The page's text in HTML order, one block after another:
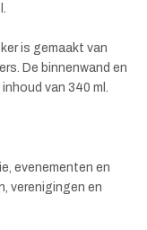
is gemaakt van
De binnenwand en
van 340 ml.
evenementen en
verenigingen en